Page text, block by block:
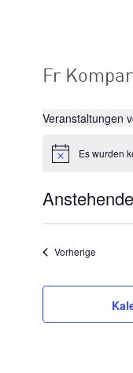
Fr
Veranstaltungen
HinweisEs wurden
Anstehende
Vorherige